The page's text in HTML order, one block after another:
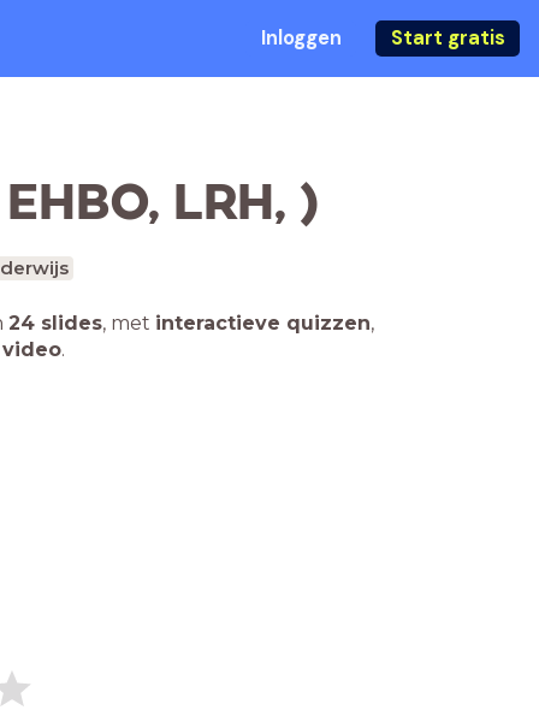
Inloggen Start gratis
LRH, )
24 slides, met interactieve quizzen,
video.